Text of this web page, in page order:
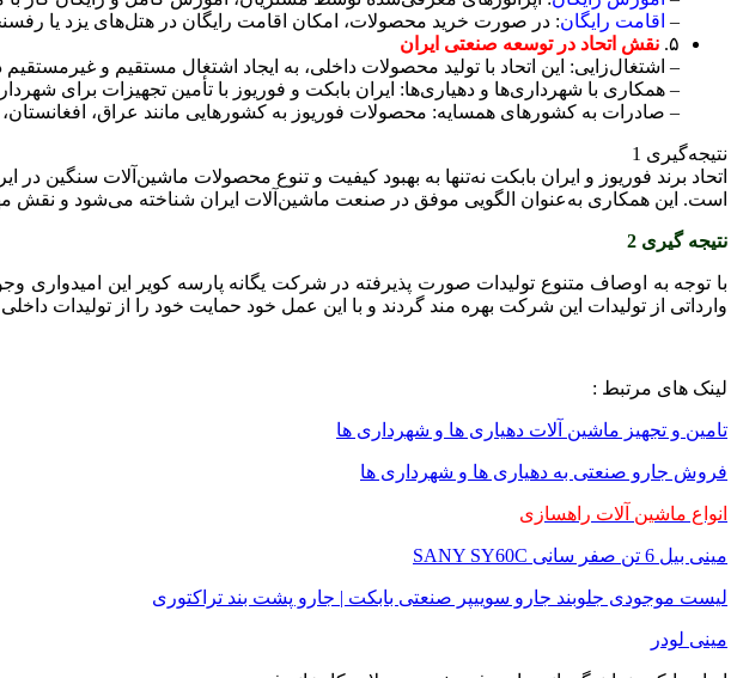
– اقامت رایگان: در صورت خرید محصولات، امکان اقامت رایگان در هتل‌های یزد یا
۵. نقش اتحاد در توسعه صنعتی ایران
– اشتغال‌زایی: این اتحاد با تولید محصولات داخلی، به ایجاد اشتغال مستقیم و
– همکاری با شهرداری‌ها و دهیاری‌ها: ایران بابکت و فوریوز با تأمین تجهیزات برای
– صادرات به کشورهای همسایه: محصولات فوریوز به کشورهایی مانند عراق،
نتیجه‌گیری 1
اتحاد برند فوریوز و ایران بابکت نه‌تنها به بهبود کیفیت و تنوع محصولات ماشین‌آلات سنگین
است. این همکاری به‌عنوان الگویی موفق در صنعت ماشین‌آلات ایران شناخته می‌شود و نقش
نتیجه گیری 2
با توجه به اوصاف متنوع تولیدات صورت پذیرفته در شرکت یگانه پارسه کویر این امیدواری
وارداتی از تولیدات این شرکت بهره مند گردند و با این عمل خود حمایت خود را از تولیدات
لینک های مرتبط :
تامین و تجهیز ماشین آلات دهیاری ها و شهرداری ها
فروش جارو صنعتی به دهیاری ها و شهرداری ها
انواع ماشین آلات راهسازی
مینی بیل 6 تن صفر سانی SANY SY60C
لیست موجودی جلوبند جارو سوییپر صنعتی بابکت | جارو پشت بند تراکتوری
مینی لودر